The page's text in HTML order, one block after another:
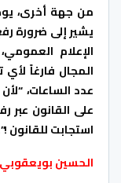
من جهة أخرى،
يشير إلى ضرورة
الإعلام
المجال فارغاً
عدد الساعات،
على القانون
استجابت للقانون
الحسين